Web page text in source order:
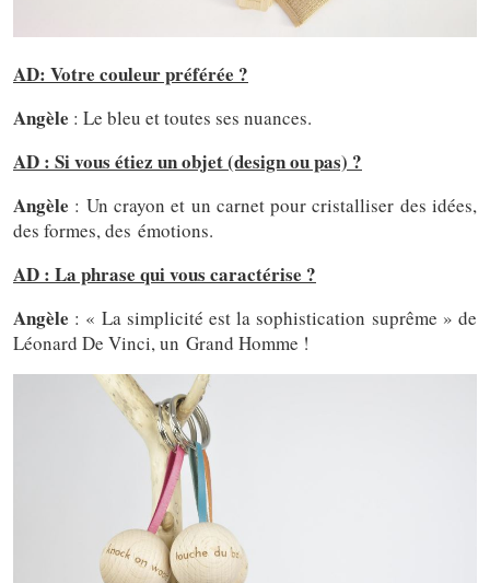
AD: Votre couleur préférée ?
Angèle : Le bleu et toutes ses nuances.
AD : Si vous étiez un objet (design ou pas) ?
Angèle : Un crayon et un carnet pour cristalliser des idées,
des formes, des émotions.
AD : La phrase qui vous caractérise ?
Angèle : « La simplicité est la sophistication suprême » de
Léonard De Vinci, un Grand Homme !